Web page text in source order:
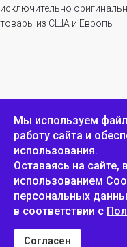
исключительно
товары из США и Европы
ИНФОРМАЦИЯ
Положение о
конфиденциальности и
защите персональных
данных
Мы используем
работу сайта и
использования.
Оставаясь на сайте,
использованием
персональных
в соответствии с
Согласен